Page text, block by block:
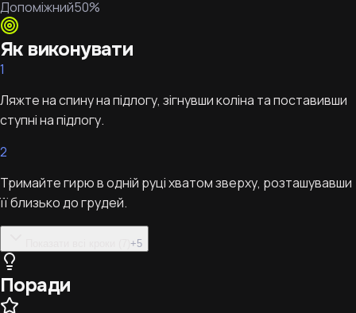
Допоміжний50%
Як виконувати
1
Ляжте на спину на підлогу, зігнувши коліна та поставивши
ступні на підлогу.
2
Тримайте гирю в одній руці хватом зверху, розташувавши
її близько до грудей.
+5
Поради